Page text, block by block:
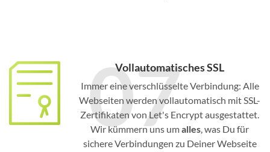
07
Vollautomatisches SSL
Immer eine verschlüsselte Verbindung: Alle
Webseiten werden vollautomatisch mit SSL-
Zertifikaten von Let's Encrypt ausgestattet.
Wir kümmern uns umalles , was Du für
sichere Verbindungen zu Deiner Webseite